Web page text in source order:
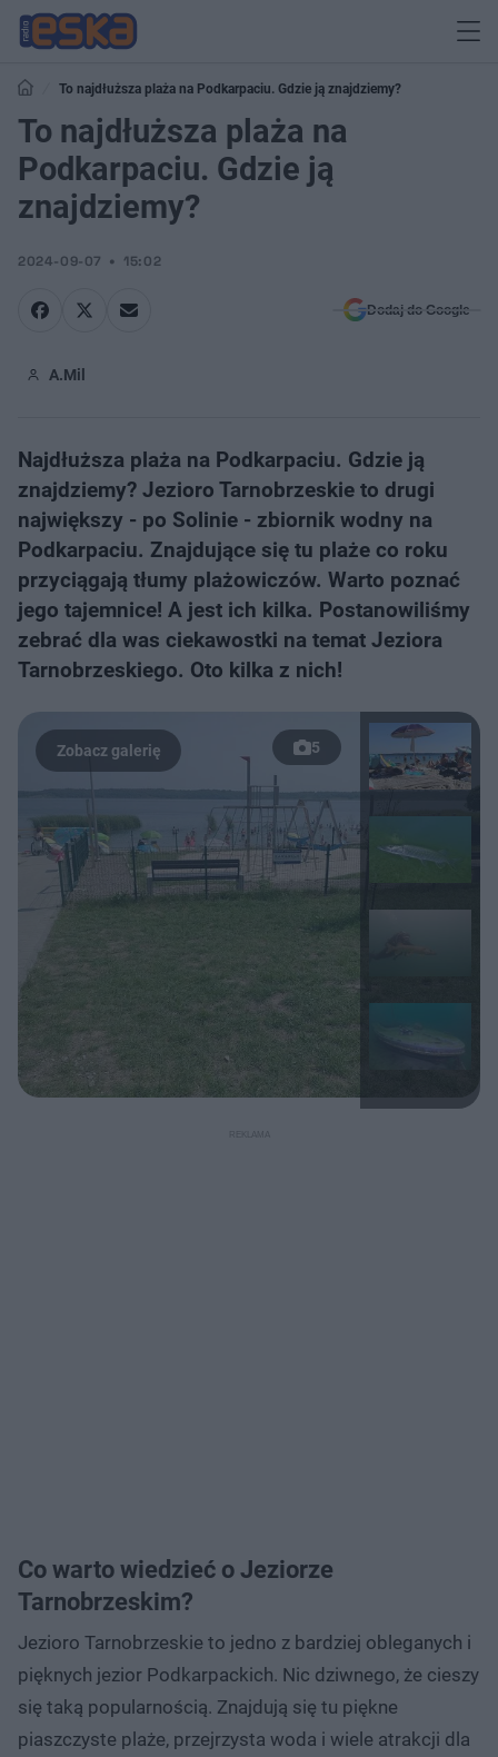
To najdłuższa plaża na Podkarpaciu. Gdzie ją znajdziemy?
To najdłuższa plaża na
Podkarpaciu. Gdzie ją
znajdziemy?
2024-09-07 15:02
Dodaj do Google
A.Mil
Najdłuższa plaża na Podkarpaciu. Gdzie ją
znajdziemy? Jezioro Tarnobrzeskie to drugi
największy - po Solinie - zbiornik wodny na
Podkarpaciu. Znajdujące się tu plaże co roku
przyciągają tłumy plażowiczów. Warto poznać
jego tajemnice! A jest ich kilka. Postanowiliśmy
zebrać dla was ciekawostki na temat Jeziora
Tarnobrzeskiego. Oto kilka z nich!
5
Co warto wiedzieć o Jeziorze
Tarnobrzeskim?
Jezioro Tarnobrzeskie to jedno z bardziej obleganych i
pięknych jezior Podkarpackich. Nic dziwnego, że cieszy
się taką popularnością. Znajdują się tu piękne
piaszczyste plaże, przejrzysta woda i wiele atrakcji dla